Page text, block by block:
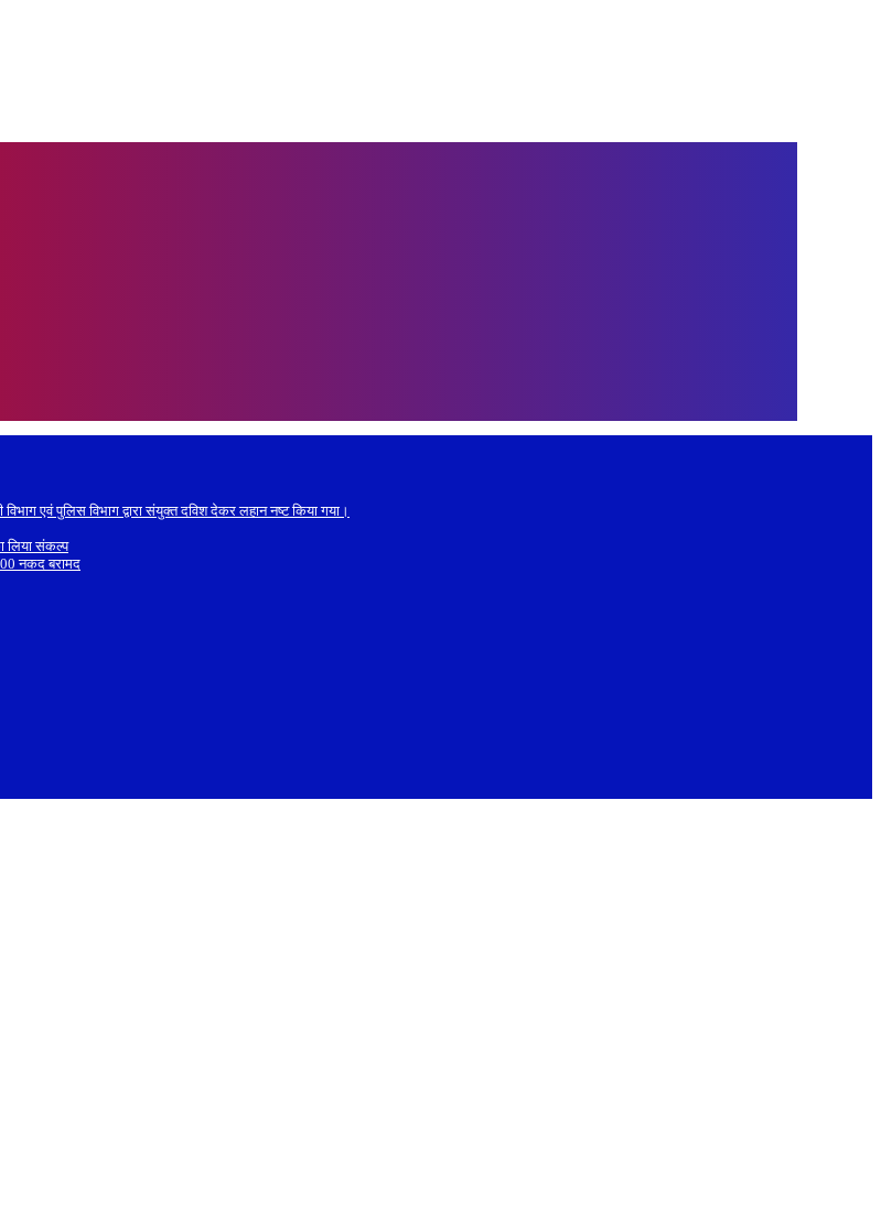
एवं पुलिस विभाग द्वारा संयुक्त दविश देकर लहान नष्ट किया गया।
लिया संकल्प
नकद बरामद